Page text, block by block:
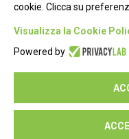
Piazza
cookie. Clicca su
Visualizza la Cookie
Powered by